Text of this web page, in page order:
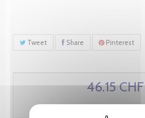
Tweet Share Pinterest
46.15 CHF